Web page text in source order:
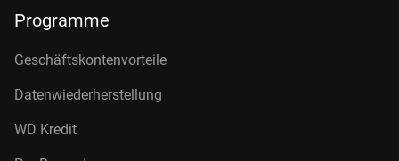
Programme
Geschäftskontenvorteile
Datenwiederherstellung
WD Kredit